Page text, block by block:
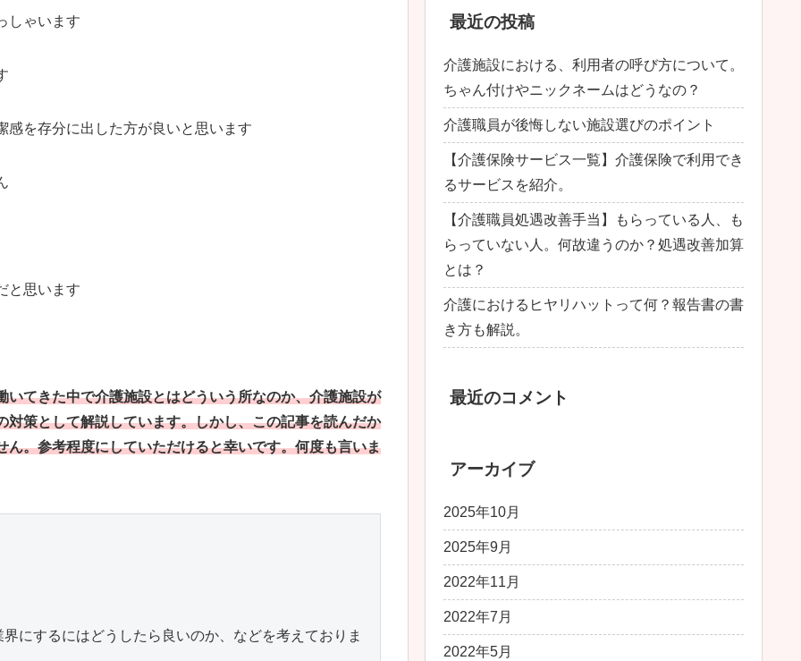
しゃいます
感を存分に出した方が良いと思います
と思います
てきた中で介護施設とはどういう所なのか、介護施設が
策として解説しています。しかし、この記事を読んだか
。参考程度にしていただけると幸いです。何度も言いま
にするにはどうしたら良いのか、などを考えておりま
最近の投稿
介護施設における、利用者の呼び方について。
ちゃん付けやニックネームはどうなの？
介護職員が後悔しない施設選びのポイント
【介護保険サービス一覧】介護保険で利用でき
るサービスを紹介。
【介護職員処遇改善手当】もらっている人、も
らっていない人。何故違うのか？処遇改善加算
とは？
介護におけるヒヤリハットって何？報告書の書
き方も解説。
最近のコメント
アーカイブ
2025年10月
2025年9月
2022年11月
2022年7月
2022年5月